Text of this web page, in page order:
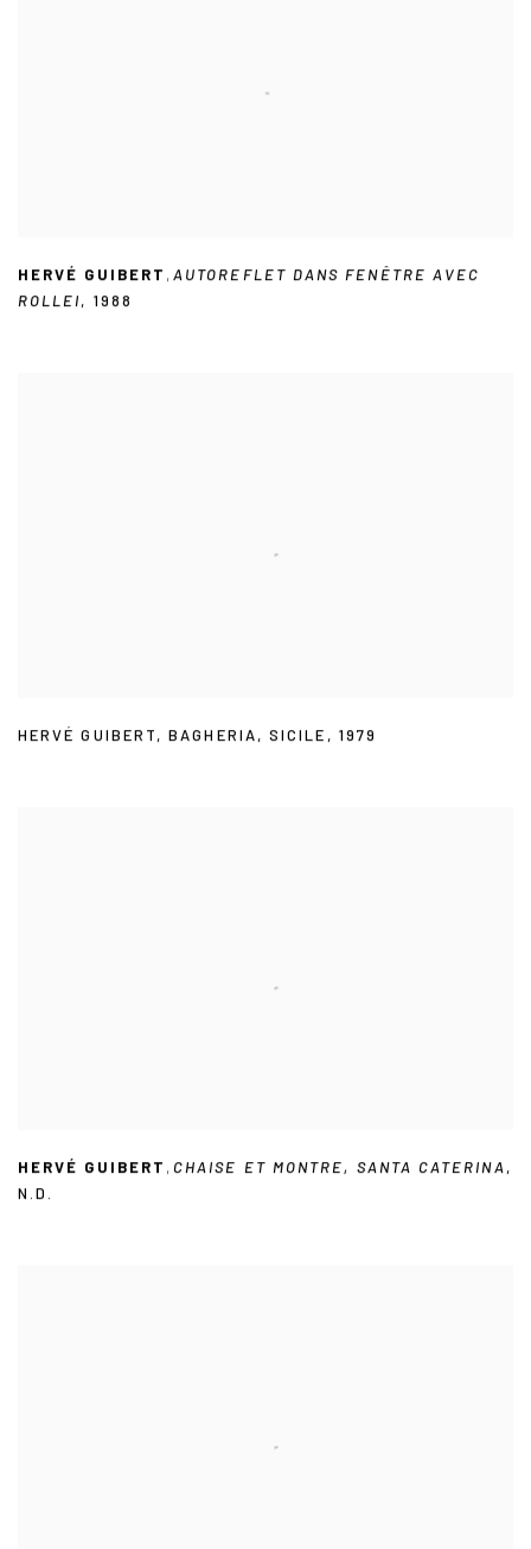
HERVÉ GUIBERT ,AUTOREFLET DANS FENÊTRE AVEC
ROLLEI, 1988
HERVÉ GUIBERT,BAGHERIA,SICILE , 1979
HERVÉ GUIBERT , CHAISE ET MONTRE, SANTA CATERINA,
N.D.